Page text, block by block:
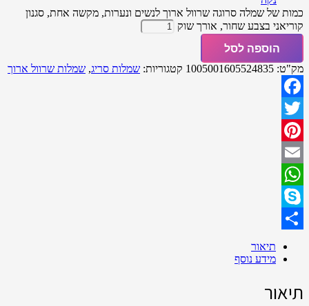
כמות של שמלה סרוגה שרוול ארוך לנשים ונערות, מקשה אחת, סגנון
קוריאני בצבע שחור, אורך שוק
הוספה לסל
מק"ט: 1005001605524835 קטגוריות: שמלות סריג, שמלות שרוול ארוך
Facebook
Twitter
Pinterest
Email
WhatsApp
Skype
תיאור
מידע נוסף
תיאור